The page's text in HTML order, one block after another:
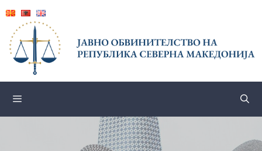
content